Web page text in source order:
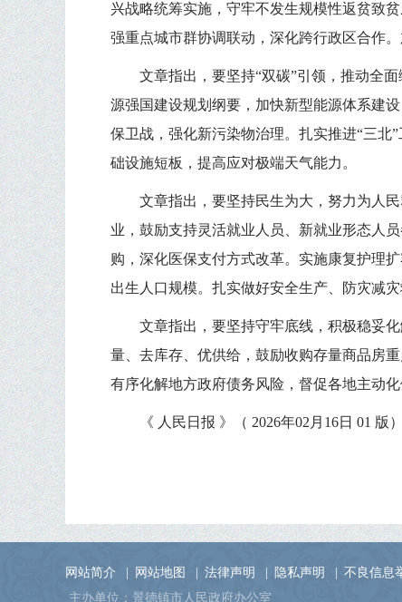
兴战略统筹实施，守牢不发生规模性返贫致
强重点城市群协调联动，深化跨行政区合作
文章指出，要坚持“双碳”引领，推动全
源强国建设规划纲要，加快新型能源体系建
保卫战，强化新污染物治理。扎实推进“三北
础设施短板，提高应对极端天气能力。
文章指出，要坚持民生为大，努力为人
业，鼓励支持灵活就业人员、新就业形态人
购，深化医保支付方式改革。实施康复护理
出生人口规模。扎实做好安全生产、防灾减
文章指出，要坚持守牢底线，积极稳妥
量、去库存、优供给，鼓励收购存量商品房
有序化解地方政府债务风险，督促各地主动
《 人民日报 》（ 2026年02月16日 01 版）
网站简介 网站地图 法律声明 隐私声明
不良信息
主办单位：景德镇市人民政府办公室